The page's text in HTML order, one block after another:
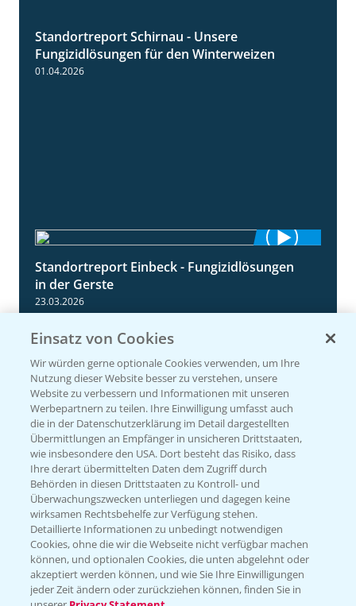
Standortreport Schirnau - Unsere
Fungizidlösungen für den Winterweizen
01.04.2026
6:50
Standortreport Einbeck - Fungizidlösungen
in der Gerste
23.03.2026
Standortreport Einbeck -
Herausforderungen im Winterweizen und
fungizide Lösungen
23.03.2026
Einsatz von Cookies
Wir würden gerne optionale Cookies verwenden, um Ihre
Nutzung dieser Website besser zu verstehen, unsere
Website zu verbessern und Informationen mit unseren
Werbepartnern zu teilen. Ihre Einwilligung umfasst auch
die in der Datenschutzerklärung im Detail dargestellten
Übermittlungen an Empfänger in unsicheren Drittstaaten,
wie insbesondere den USA. Dort besteht das Risiko, dass
Ihre derart übermittelten Daten dem Zugriff durch
Behörden in diesen Drittstaaten zu Kontroll- und
Überwachungszwecken unterliegen und dagegen keine
wirksamen Rechtsbehelfe zur Verfügung stehen.
Detaillierte Informationen zu unbedingt notwendigen
Cookies, ohne die wir die Webseite nicht verfügbar machen
können, und optionalen Cookies, die unten abgelehnt oder
akzeptiert werden können, und wie Sie Ihre Einwilligungen
jeder Zeit ändern oder zurückziehen können, finden Sie in